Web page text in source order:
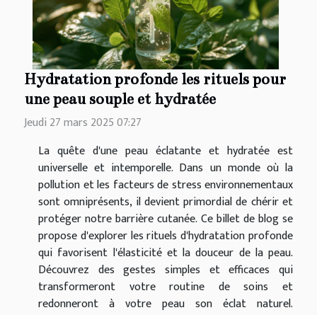
Hydratation profonde les rituels pour
une peau souple et hydratée
Jeudi 27 mars 2025 07:27
La quête d'une peau éclatante et hydratée est
universelle et intemporelle. Dans un monde où la
pollution et les facteurs de stress environnementaux
sont omniprésents, il devient primordial de chérir et
protéger notre barrière cutanée. Ce billet de blog se
propose d'explorer les rituels d'hydratation profonde
qui favorisent l'élasticité et la douceur de la peau.
Découvrez des gestes simples et efficaces qui
transformeront votre routine de soins et
redonneront à votre peau son éclat naturel.